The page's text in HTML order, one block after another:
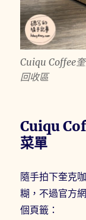
Cuiqu Coffee
回收區
Cuiqu
菜單
隨手拍下奎克
糊，不過官方
個頁籤：